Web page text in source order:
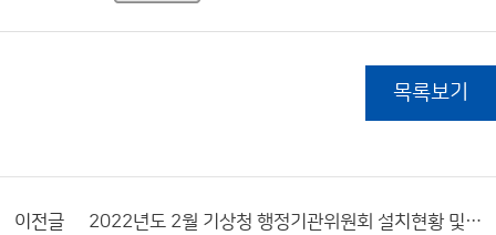
목록보기
이전글 2022년도 2월 기상청 행정기관위원회 설치현황 및 활동내역서